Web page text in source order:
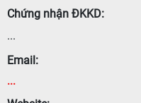
Chứng nhận ĐKKD:
...
Email:
...